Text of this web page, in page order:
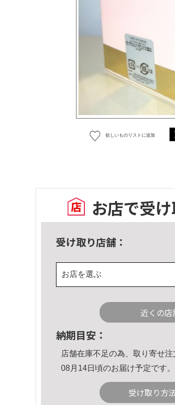
欲しいものリストに追加
お店で受
受け取り店舗：
お店を選ぶ
近くの店
納期目安：
店舗在庫不足の為、取り寄せ注
08月14日頃のお届け予定です。
受け取り方